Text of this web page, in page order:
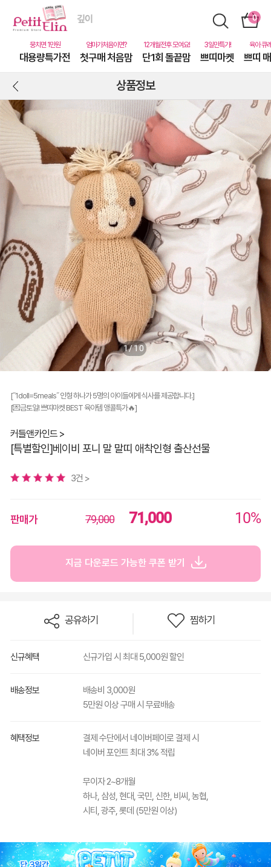
대용량특가전 첫구매 처음맘 단1회 돌끝맘 쁘띠마켓 쁘띠
상품정보
1/10
[˝1doll=5meals˝ 인형 하나가 5명의 아이들에게 식사를 제공합니다.]
[💌금토일! 쁘띠마켓 BEST 육아템 앵콜특가🔥]
커들앤카인드 >
[특별할인]베이비 포니 말 말띠 애착인형 출산선물
3건 >
판매가 79,000 71,000 10%
지금 다운로드 가능한 쿠폰 받기
공유하기 찜하기
신규혜택 신규가입 시 최대 5,000원 할인
배송정보
배송비 3,000원
5만원 이상 구매 시 무료배송
혜택정보
결제 수단에서 네이버페이로 결제 시
네이버 포인트 최대 3% 적립
무이자 2~8개월
하나, 삼성, 현대, 국민, 신한, 비씨, 농협,
시티, 광주, 롯데 (5만원 이상)